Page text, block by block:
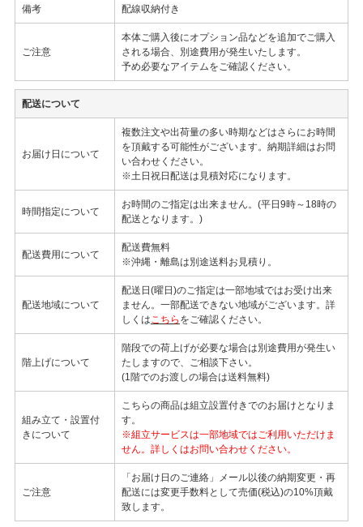
備考 配線収納付き
ご注意
本体ご購入後にオプション品などを追加でご購入
される場合、別途費用が発生いたします。
予め必要なアイテムをご確認ください。
配送について
お届け日について
複数注文や出荷量の多い時期などはさらにお時間
を頂戴する可能性がございます。納期詳細はお問
い合わせください。
※土日祝日配送は見積対応になります。
時間指定について
お時間のご指定は出来ません。(平日9時～18時の
配送となります。)
配送費用について
配送費無料
※沖縄・離島は別途送料お見積り。
配送地域について
配送日(曜日)のご指定は一部地域ではお受け出来
ません。一部配送できない地域がございます。詳
しくはこちら をご確認ください。
階上げについて
階段での荷上げが必要な場合は別途費用が発生い
たしますので、ご相談下さい。
(1階でのお渡しの場合は送料無料)
組み立て・設置付
きについて
こちらの商品は組立設置付きでのお届けとなりま
す。
※組立サービスは一部地域ではご利用いただけま
せん。詳しくはお問い合わせください。
ご注意
「お届け日のご連絡」メール以後の納期変更・再
配送には変更手数料として売価(税込)の10%頂戴
致します。